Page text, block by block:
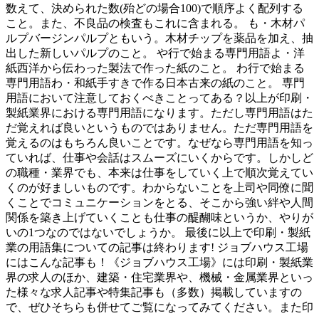
数えて、決められた数(殆どの場合100)で順序よく配列する
こと。また、不良品の検査もこれに含まれる。 も・木材パ
ルプバージンパルプともいう。木材チップを薬品を加え、抽
出した新しいパルプのこと。 や行で始まる専門用語よ・洋
紙西洋から伝わった製法で作った紙のこと。 わ行で始まる
専門用語わ・和紙手すきで作る日本古来の紙のこと。 専門
用語において注意しておくべきことってある？以上が印刷・
製紙業界における専門用語になります。ただし専門用語はた
だ覚えれば良いというものではありません。ただ専門用語を
覚えるのはもちろん良いことです。なぜなら専門用語を知っ
ていれば、仕事や会話はスムーズにいくからです。しかしど
の職種・業界でも、本来は仕事をしていく上で順次覚えてい
くのが好ましいものです。わからないことを上司や同僚に聞
くことでコミュニケーションをとる、そこから強い絆や人間
関係を築き上げていくことも仕事の醍醐味というか、やりが
いの1つなのではないでしょうか。 最後に以上で印刷・製紙
業の用語集についての記事は終わります! ジョブハウス工場
にはこんな記事も！《ジョブハウス工場》には印刷・製紙業
界の求人のほか、建築・住宅業界や、機械・金属業界といっ
た様々な求人記事や特集記事も（多数）掲載していますの
で、ぜひそちらも併せてご覧になってみてください。また印